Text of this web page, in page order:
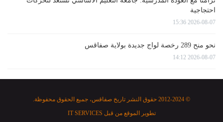
احتجاجية
2026-08-07 15:36
نحو منح 289 رخصة لواج جديدة بولاية صفاقس
2026-08-07 14:12
© 2012-2024 حقوق النشر تاريخ صفاقس، جميع الحقوق محفوظة.
تطوير الموقع من قبل IT SERVICES